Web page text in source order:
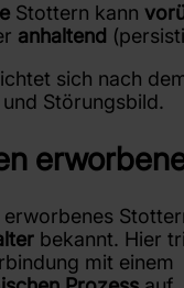
Stottern kann
anhaltend
sich nach
Störungsbild.
bekannt. Hier
mit einem